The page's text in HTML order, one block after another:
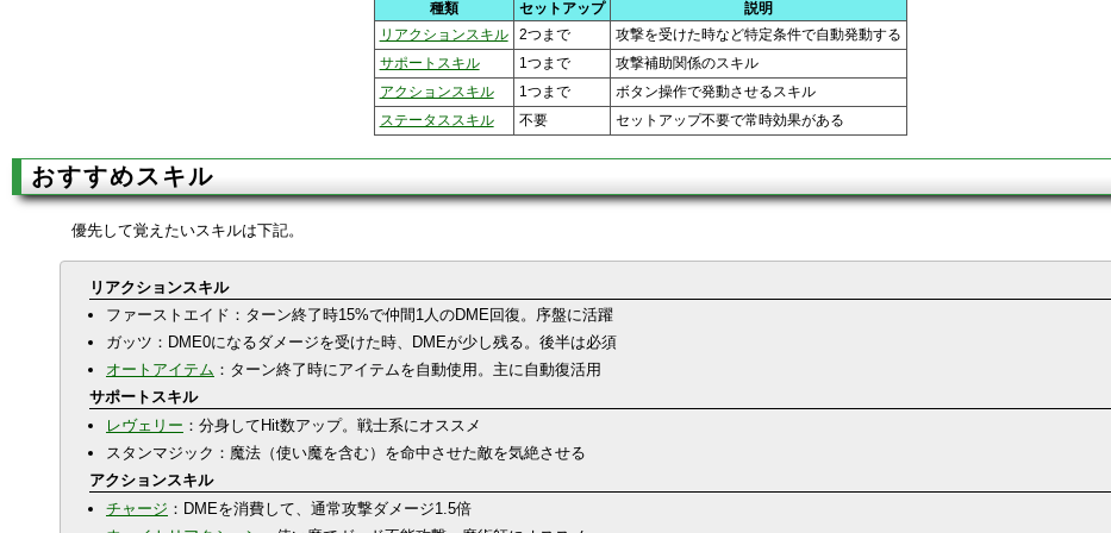
種類 セットアップ
説明
リアクションスキル
2つまで
攻撃を受けた時など特定条件で自動発動する
サポートスキル
1つまで
攻撃補助関係のスキル
アクションスキル
1つまで
ボタン操作で発動させるスキル
ステータススキル
不要 セットアップ不要で常時効果がある
おすすめスキル
優先して覚えたいスキルは下記。
リアクションスキル
ファーストエイド：ターン終了時15%で仲間1人のDME回復。序盤に活躍
ガッツ：DME0になるダメージを受けた時、DMEが少し残る。後半は必須
オートアイテム ：ターン終了時にアイテムを自動使用。主に自動復活用
サポートスキル
レヴェリー ：分身してHit数アップ。戦士系にオススメ
スタンマジック：魔法（使い魔を含む）を命中させた敵を気絶させる
アクションスキル
チャージ ：DMEを消費して、通常攻撃ダメージ1.5倍